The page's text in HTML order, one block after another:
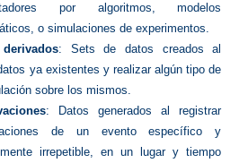
por algoritmos, modelos
o simulaciones de experimentos.
: Sets de datos creados al
ya existentes y realizar algún tipo de
sobre los mismos.
: Datos generados al registrar
de un evento específico y
irrepetible, en un lugar y tiempo